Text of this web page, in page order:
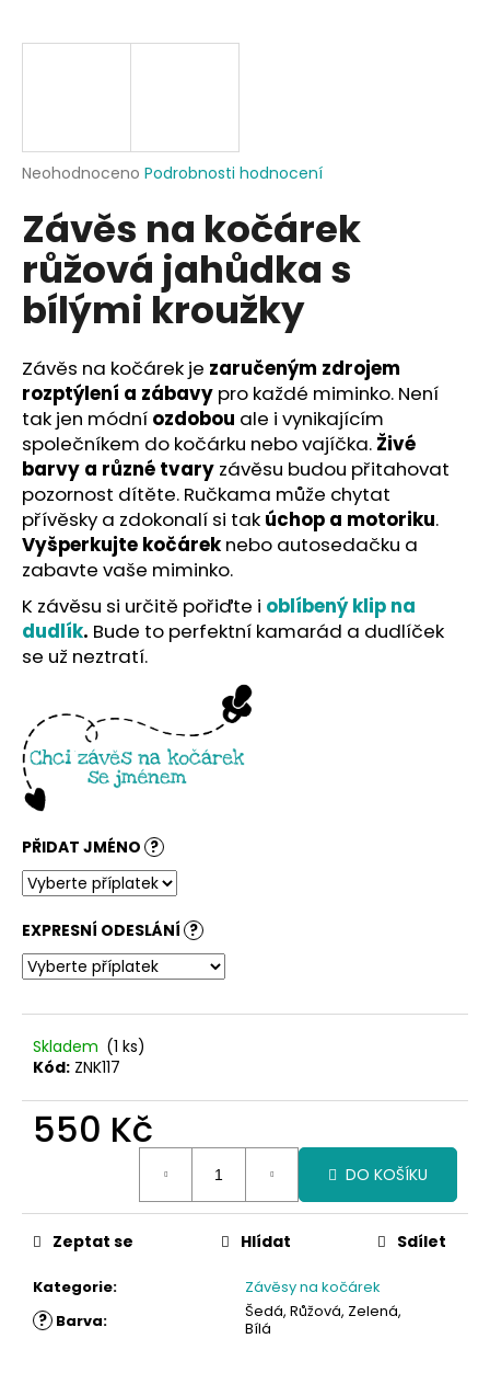
Průměrné
produktu
je
5
hvězdiček.
Neohodnoceno Podrobnosti hodnocení
Závěs na kočárek
růžová jahůdka s
bílými kroužky
Závěs na kočárek je zaručeným zdrojem
rozptýlení a zábavy pro každé miminko. Není
tak jen módní ozdobou ale i vynikajícím
společníkem do kočárku nebo vajíčka. Živé
barvy a různé tvary závěsu budou přitahovat
pozornost dítěte. Ručkama může chytat
přívěsky a zdokonalí si tak úchop a motoriku.
Vyšperkujte kočárek nebo autosedačku a
zabavte vaše miminko.
K závěsu si určitě pořiďte i oblíbený klip na
dudlík. Bude to perfektní kamarád a dudlíček
se už neztratí.
PŘIDAT JMÉNO ?
EXPRESNÍ ODESLÁNÍ ?
Skladem (1 ks)
Kód: ZNK117
550 Kč
DO KOŠÍKU
Kategorie: Závěsy na kočárek
? Barva:
Šedá, Růžová, Zelená,
Bílá
Zeptat se Hlídat Sdílet
j
?
HLEDAT
o
p
o
r
u
č
u
j
e
e